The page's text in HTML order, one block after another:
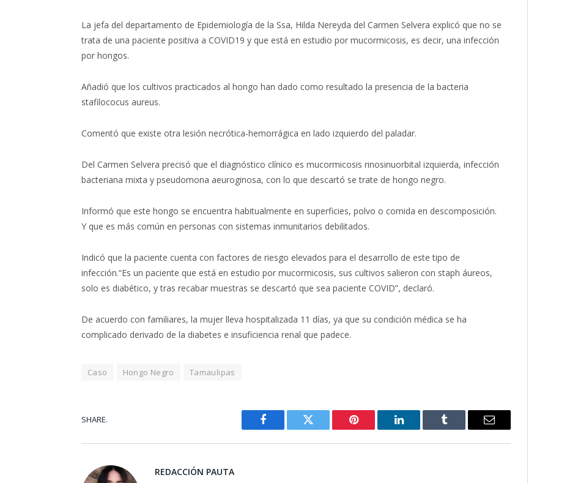
La jefa del departamento de Epidemiología de la Ssa, Hilda Nereyda del Carmen Selvera explicó que no se
trata de una paciente positiva a COVID19 y que está en estudio por mucormicosis, es decir, una infección
por hongos.
Añadió que los cultivos practicados al hongo han dado como resultado la presencia de la bacteria
stafilococus aureus.
Comentó que existe otra lesión necrótica-hemorrágica en lado izquierdo del paladar.
Del Carmen Selvera precisó que el diagnóstico clínico es mucormicosis rinosinuorbital izquierda, infección
bacteriana mixta y pseudomona aeuroginosa, con lo que descartó se trate de hongo negro.
Informó que este hongo se encuentra habitualmente en superficies, polvo o comida en descomposición.
Y que es más común en personas con sistemas inmunitarios debilitados.
Indicó que la paciente cuenta con factores de riesgo elevados para el desarrollo de este tipo de
infección.“Es un paciente que está en estudio por mucormicosis, sus cultivos salieron con staph áureos,
solo es diabético, y tras recabar muestras se descartó que sea paciente COVID”, declaró.
De acuerdo con familiares, la mujer lleva hospitalizada 11 días, ya que su condición médica se ha
complicado derivado de la diabetes e insuficiencia renal que padece.
Caso Hongo Negro Tamaulipas
SHARE.
Facebook Twitter Pinterest LinkedIn Tumblr Email
REDACCIÓN PAUTA